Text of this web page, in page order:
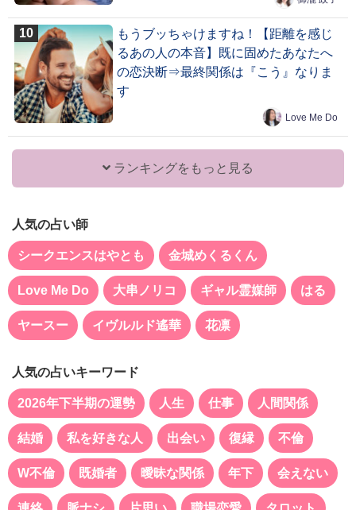
もうブッちゃけますね！【距離を感じ
るあの人の本音】既に固めたあなたへ
の恋決断⇒最終関係は『こう』なりま
す
Love Me Do
ランキングをもっと見る
人気の占い師
シークエンスはやとも 金城めくるくん
Love Me Do 大串ノリコ ギャル霊媒師 はる
ヤースー イヴルルド遙華 花凛
人気の占いキーワード
2026年下半期の運勢 人生 仕事 人間関係
結婚 私を好きな人 出会い 復縁 不倫
W不倫 既婚者 曖昧な関係 年下 会えない